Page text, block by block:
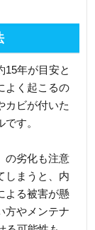
15年が目安と
よく起こるの
カビが付いた
す。
の劣化も注意
しまうと、内
よる被害が懸
方やメンテナ